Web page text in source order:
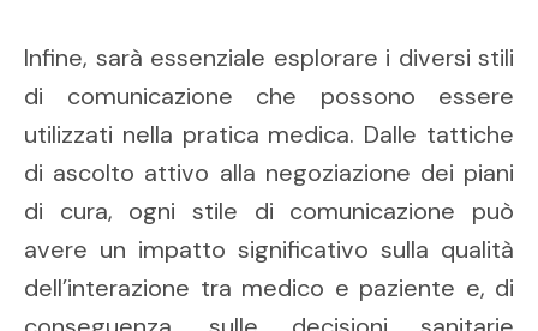
Infine, sarà essenziale esplorare i diversi stili
di comunicazione che possono essere
utilizzati nella pratica medica. Dalle tattiche
di ascolto attivo alla negoziazione dei piani
di cura, ogni stile di comunicazione può
avere un impatto significativo sulla qualità
dell’interazione tra medico e paziente e, di